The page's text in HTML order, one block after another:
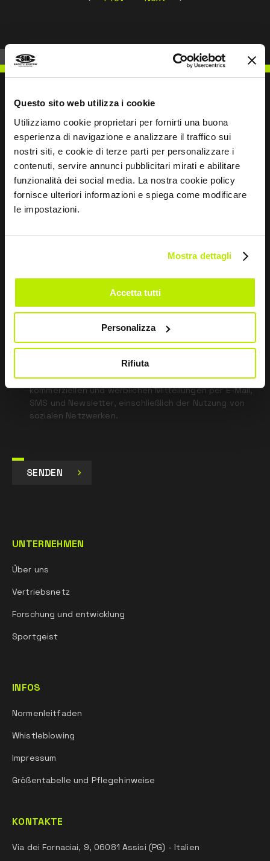
Questo sito web utilizza i cookie
Utilizziamo cookie proprietari per fornirti una buona
esperienza di navigazione e analizzare il traffico sui
nostri siti, e cookie di terze parti per personalizzare i
contenuti, servire annunci pubblicitari mirati e abilitare
funzionalità dei social media. La nostra cookie policy
fornisce ulteriori informazioni e spiega come modificare
le impostazioni.
Mostra dettagli
Accetta tutti
Personalizza
Rifiuta
SCHREIBEN SIE UNS
Bleiben wir in Kontakt
Leave
blank
gemäß Art. 13 EU-Verordnung 679/16 gelesen.
Zustimmen
Ich gebe mein Einverständnis zur Verarbeitung der
Daten für Marketingzwecke und zum Erhalt von
kommerziellen und werblichen Mitteilungen per E-Mail,
SMS und Newsletter, einschließlich der Nutzung von
sozialen Netzwerken.
SENDEN
UNTERNEHMEN
Über uns
Vertriebsnetz
Forschung und entwicklung
Sportgeist
INFOS
Normenleitfaden
Whistleblowing
Impressum
Größentabelle und Pflegehinweise
KONTAKTE
Via dei Fornaciai, 9, 06081 Assisi (PG) - Italien